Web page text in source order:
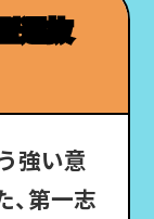
選抜
強い意
第一志